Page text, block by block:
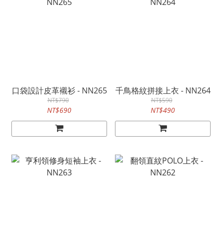
口袋設計皮革襯衫 - NN265
NT$790
NT$690
千鳥格紋拼接上衣 - NN264
NT$590
NT$490